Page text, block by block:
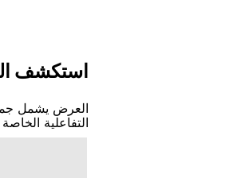
اﺳﺘﻜﺸﻒ
اﻟﻌﺮﺽ ﻳﺸﻤﻞ
اﻟﺘﻔﺎﻋﻠﻴﺔ اﻟﺨﺎﺻﺔ